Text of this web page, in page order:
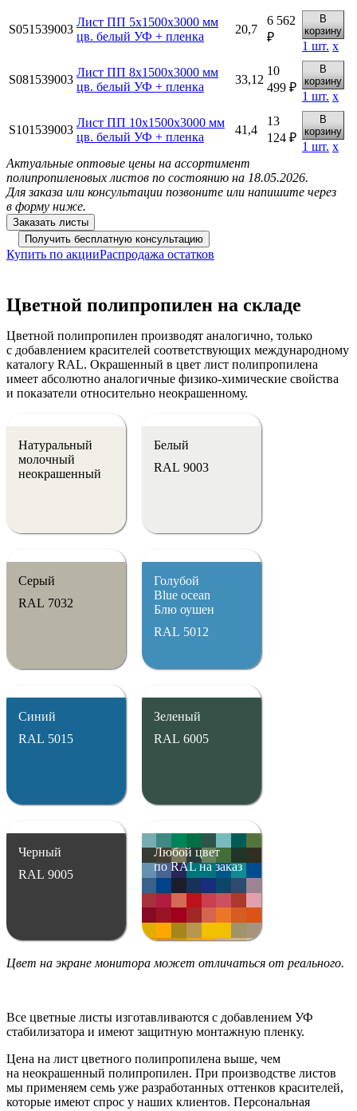
S051539003
Лист ПП 5х1500х3000 мм
цв. белый УФ + пленка
20,7
6 562
₽
В
корзину
1 шт. х
S081539003
Лист ПП 8х1500х3000 мм
цв. белый УФ + пленка
33,12
10
499 ₽
В
корзину
1 шт. х
S101539003
Лист ПП 10х1500х3000 мм
цв. белый УФ + пленка
41,4
13
124 ₽
В
корзину
1 шт. х
Актуальные оптовые цены на ассортимент
полипропиленовых листов по состоянию на 18.05.2026.
Для заказа или консультации позвоните или напишите через
в форму ниже.
Купить по акцииРаспродажа остатков
Цветной полипропилен на складе
Цветной полипропилен производят аналогично, только
с добавлением красителей соответствующих международному
каталогу RAL. Окрашенный в цвет лист полипропилена
имеет абсолютно аналогичные физико-химические свойства
и показатели относительно неокрашенному.
Натуральный
молочный
неокрашенный
Белый
RAL 9003
Серый
RAL 7032
Голубой
Blue ocean
Блю оушен
RAL 5012
Синий
RAL 5015
Зеленый
RAL 6005
Черный
RAL 9005
Любой цвет
по RAL на заказ
Цвет на экране монитора может отличаться от реального.
Все цветные листы изготавливаются с добавлением УФ
стабилизатора и имеют защитную монтажную пленку.
Цена на лист цветного полипропилена выше, чем
на неокрашенный полипропилен. При производстве листов
мы применяем семь уже разработанных оттенков красителей,
которые имеют спрос у наших клиентов. Персональная